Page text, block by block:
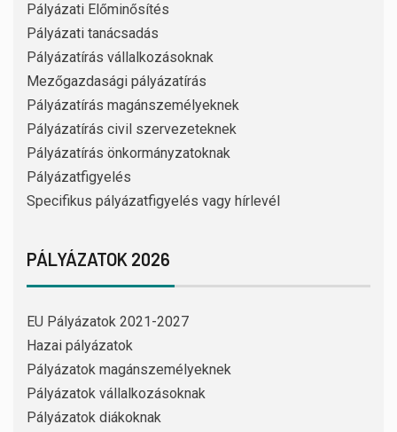
Pályázati Előminősítés
Pályázati tanácsadás
Pályázatírás vállalkozásoknak
Mezőgazdasági pályázatírás
Pályázatírás magánszemélyeknek
Pályázatírás civil szervezeteknek
Pályázatírás önkormányzatoknak
Pályázatfigyelés
Specifikus pályázatfigyelés vagy hírlevél
PÁLYÁZATOK 2026
EU Pályázatok 2021-2027
Hazai pályázatok
Pályázatok magánszemélyeknek
Pályázatok vállalkozásoknak
Pályázatok diákoknak